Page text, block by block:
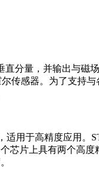
分量，并输出与磁
传感器。为了支持
用于高精度应用。
芯片上具有两个高